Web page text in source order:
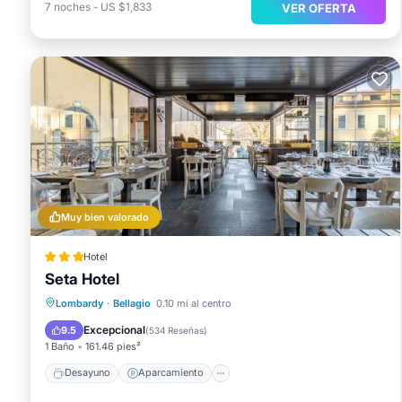
7 noches - US $1,833 VER OFERTA
Muy bien valorado
Hotel
Seta Hotel
Lombardy · Bellagio 0.10 mi al centro
9.5 Excepcional(534 Reseñas)
1 Baño 161.46 pies²
Desayuno Aparcamiento
Desayuno
Aparcamiento
Balcón/Terraza